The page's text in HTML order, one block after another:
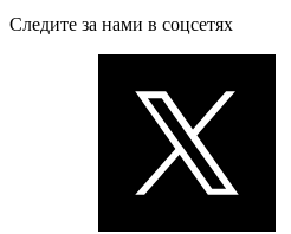
Следите за нами в соцсетях